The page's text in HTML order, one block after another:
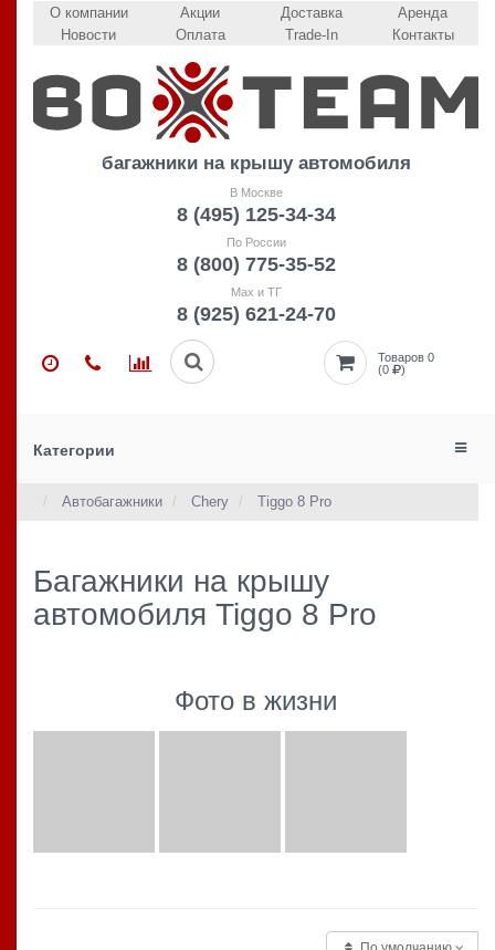
О компании
Новости
Акции
Оплата
Доставка
Trade-In
Аренда
Контакты
багажники на крышу автомобиля
В Москве
8 (495) 125-34-34
По России
8 (800) 775-35-52
Max и ТГ
8 (925) 621-24-70
Товаров 0
(0
)
Категории
Автобагажники Chery Tiggo 8 Pro
Багажники на крышу
автомобиля Tiggo 8 Pro
Фото в жизни